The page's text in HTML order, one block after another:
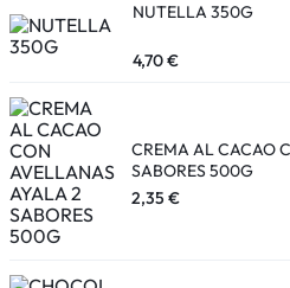
NUTELLA 350G
4,70€
CREMA AL CACAO
SABORES 500G
2,35 €